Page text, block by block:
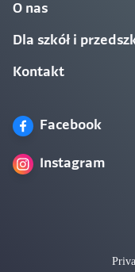
O nas
Dla szkół i
Kontakt
Facebook
Instagram